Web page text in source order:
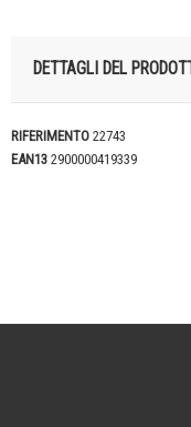
DETTAGLI DEL
RIFERIMENTO 22743
EAN13 2900000419339